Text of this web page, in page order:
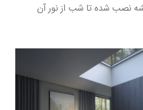
نصب شده تا شب از نور آن